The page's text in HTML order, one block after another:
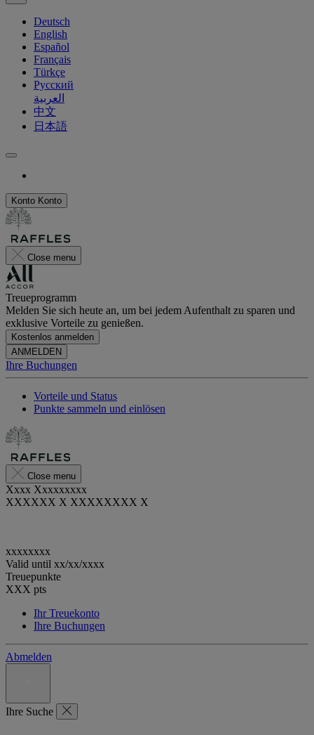
Deutsch
English
Español
Français
Türkçe
Русский
العربية
中文
日本語
Konto Konto
Close menu
Treueprogramm
Melden Sie sich heute an, um bei jedem Aufenthalt zu sparen und
exklusive Vorteile zu genießen.
Kostenlos anmelden
ANMELDEN
Ihre Buchungen
Vorteile und Status
Punkte sammeln und einlösen
Close menu
Xxxx Xxxxxxxxx
XXXXXX X XXXXXXXX X
xxxxxxxx
Valid until xx/xx/xxxx
Treuepunkte
XXX pts
Ihr Treuekonto
Ihre Buchungen
Abmelden
Ihre Suche